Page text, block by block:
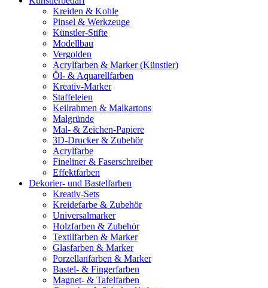
Kreiden & Kohle
Pinsel & Werkzeuge
Künstler-Stifte
Modellbau
Vergolden
Acrylfarben & Marker (Künstler)
Öl- & Aquarellfarben
Kreativ-Marker
Staffeleien
Keilrahmen & Malkartons
Malgründe
Mal- & Zeichen-Papiere
3D-Drucker & Zubehör
Acrylfarbe
Fineliner & Faserschreiber
Effektfarben
Dekorier- und Bastelfarben
Kreativ-Sets
Kreidefarbe & Zubehör
Universalmarker
Holzfarben & Zubehör
Textilfarben & Marker
Glasfarben & Marker
Porzellanfarben & Marker
Bastel- & Fingerfarben
Magnet- & Tafelfarben